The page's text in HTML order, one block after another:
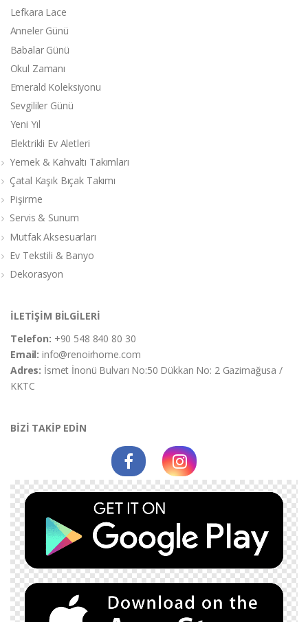
Lefkara Lace
Anneler Günü
Babalar Günü
Okul Zamanı
Emerald Koleksiyonu
Sevgililer Günü
Yeni Yıl
Elektrikli Ev Aletleri
Yemek & Kahvaltı Takımları
Çatal Kaşık Bıçak Takımı
Pişirme
Servis & Sunum
Mutfak Aksesuarları
Ev Tekstili & Banyo
Dekorasyon
İLETİŞİM BİLGİLERİ
Telefon: +90 548 840 80 30
Email:info@renoirhome.com
Adres: İsmet İnonü Bulvarı No:50 Dükkan No: 2 Gazimağusa /
KKTC
BİZİ TAKİP EDİN